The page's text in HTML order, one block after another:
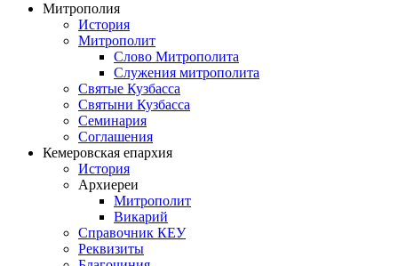
Митрополия
История
Митрополит
Слово Митрополита
Служения митрополита
Святые Кузбасса
Святыни Кузбасса
Семинария
Соглашения
Кемеровская епархия
История
Архиереи
Митрополит
Викарий
Справочник КЕУ
Реквизиты